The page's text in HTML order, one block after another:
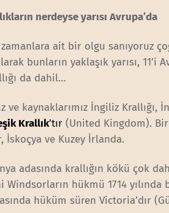
nerdeyse yarısı Avrupa’da
zamanlara ait bir olgu sanıyoruz
bunların yaklaşık yarısı, 11’i
da dahil…
ve kaynaklarımız İngiliz
Krallık’tır (United Kingdom).
İskoçya ve Kuzey İrlanda.
adasında krallığın kökü çok
Windsorların hükmü 1714
hüküm süren Victoria’dır